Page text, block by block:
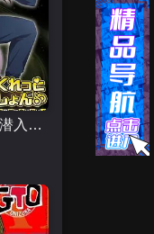
Secret Mission潜入捜査官绝对不会输